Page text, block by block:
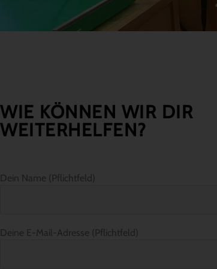
WIE KÖNNEN WIR DIR
WEITERHELFEN?
Dein Name (Pflichtfeld)
Deine E-Mail-Adresse (Pflichtfeld)